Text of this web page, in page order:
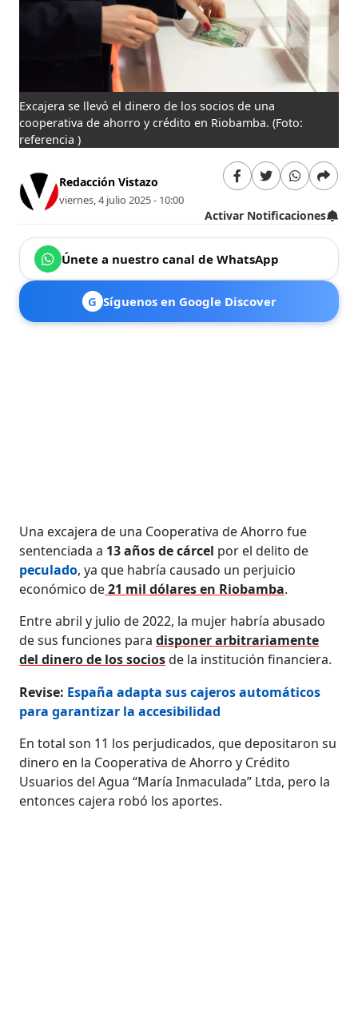
Excajera se llevó el dinero de los socios de una
cooperativa de ahorro y crédito en Riobamba. (Foto:
referencia )
Redacción Vistazo
viernes, 4 julio 2025 - 10:00
Activar Notificaciones
Únete a nuestro canal de WhatsApp
G Síguenos en Google Discover
Una excajera de una Cooperativa de Ahorro fue
sentenciada a 13 años de cárcel por el delito de
peculado, ya que habría causado un perjuicio
económico de21 mil dólares en Riobamba.
Entre abril y julio de 2022, la mujer habría abusado
de sus funciones paradisponer arbitrariamente
del dinero de los sociosde la institución financiera.
Revise: España adapta sus cajeros automáticos
para garantizar la accesibilidad
En total son 11 los perjudicados, que depositaron su
dinero en la Cooperativa de Ahorro y Crédito
Usuarios del Agua “María Inmaculada” Ltda, pero la
entonces cajera robó los aportes.